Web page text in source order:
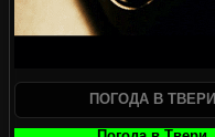
ПОГОДА В ТВЕРИ